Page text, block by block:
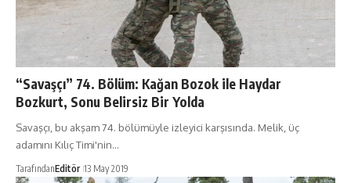
“Savaşçı” 74. Bölüm: Kağan Bozok ile Haydar
Bozkurt, Sonu Belirsiz Bir Yolda
Savaşçı, bu akşam 74. bölümüyle izleyici karşısında. Melik, üç
adamını Kılıç Timi'nin…
TarafındanEditör 13 May 2019